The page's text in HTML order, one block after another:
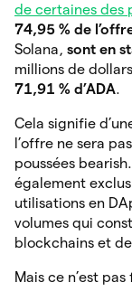
de certaines des
74,95 % de
Solana, sont en
millions de
71,91 % d’ADA.
Cela signifie
l’offre ne sera
poussées
également
utilisations en
volumes qui
blockchains et
Mais ce n’est